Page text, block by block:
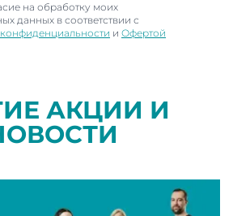
на обработку моих
данных в соответствии с
и Офертой
АКЦИИ И